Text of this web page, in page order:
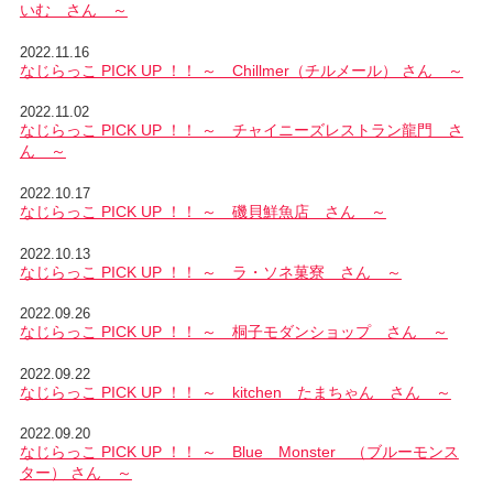
いむ さん ～
2022.11.16
なじらっこ PICK UP ！！ ～ Chillmer（チルメール） さん ～
2022.11.02
なじらっこ PICK UP ！！ ～ チャイニーズレストラン龍門 さ
ん ～
2022.10.17
なじらっこ PICK UP ！！ ～ 磯貝鮮魚店 さん ～
2022.10.13
なじらっこ PICK UP ！！ ～ ラ・ソネ菓寮 さん ～
2022.09.26
なじらっこ PICK UP ！！ ～ 桐子モダンショップ さん ～
2022.09.22
なじらっこ PICK UP ！！ ～ kitchen たまちゃん さん ～
2022.09.20
なじらっこ PICK UP ！！ ～ Blue Monster （ブルーモンス
ター） さん ～